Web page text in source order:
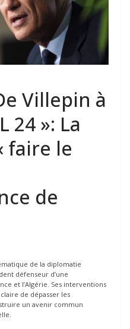
Villepin à
24 »: La
faire le
de
de la diplomatie
défenseur d’une
et l’Algérie. Ses interventions
de dépasser les
un avenir commun